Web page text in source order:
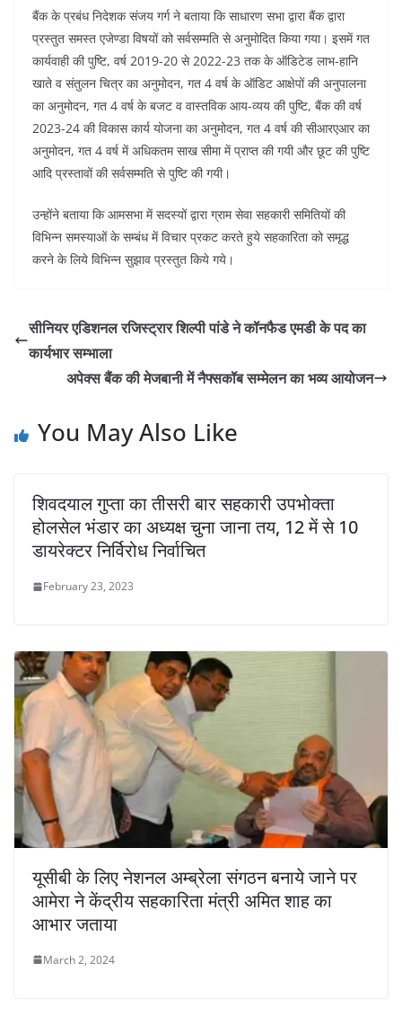
बैंक के प्रबंध निदेशक संजय गर्ग ने बताया कि साधारण सभा द्वारा बैंक द्वारा
प्रस्तुत समस्त एजेण्डा विषयों को सर्वसम्मति से अनुमोदित किया गया। इसमें गत
कार्यवाही की पुष्टि, वर्ष 2019-20 से 2022-23 तक के ऑडिटेड लाभ-हानि
खाते व संतुलन चित्र का अनुमोदन, गत 4 वर्ष के ऑडिट आक्षेपों की अनुपालना
का अनुमोदन, गत 4 वर्ष के बजट व वास्तविक आय-व्यय की पुष्टि, बैंक की वर्ष
2023-24 की विकास कार्य योजना का अनुमोदन, गत 4 वर्ष की सीआरएआर का
अनुमोदन, गत 4 वर्ष में अधिकतम साख सीमा में प्राप्त की गयी और छूट की पुष्टि
आदि प्रस्तावों की सर्वसम्मति से पुष्टि की गयी।
उन्होंने बताया कि आमसभा में सदस्यों द्वारा ग्राम सेवा सहकारी समितियों की
विभिन्न समस्याओं के सम्बंध में विचार प्रकट करते हुये सहकारिता को समृद्ध
करने के लिये विभिन्न सुझाव प्रस्तुत किये गये।
सीनियर एडिशनल रजिस्ट्रार शिल्पी पांडे ने कॉनफैड एमडी के पद का
कार्यभार सम्भाला
अपेक्स बैंक की मेजबानी में नैफ्सकॉब सम्मेलन का भव्य आयोजन
You May Also Like
शिवदयाल गुप्ता का तीसरी बार सहकारी उपभोक्ता
होलसेल भंडार का अध्यक्ष चुना जाना तय, 12 में से 10
डायरेक्टर निर्विरोध निर्वाचित
February 23, 2023
यूसीबी के लिए नेशनल अम्ब्रेला संगठन बनाये जाने पर
आमेरा ने केंद्रीय सहकारिता मंत्री अमित शाह का
आभार जताया
March 2, 2024